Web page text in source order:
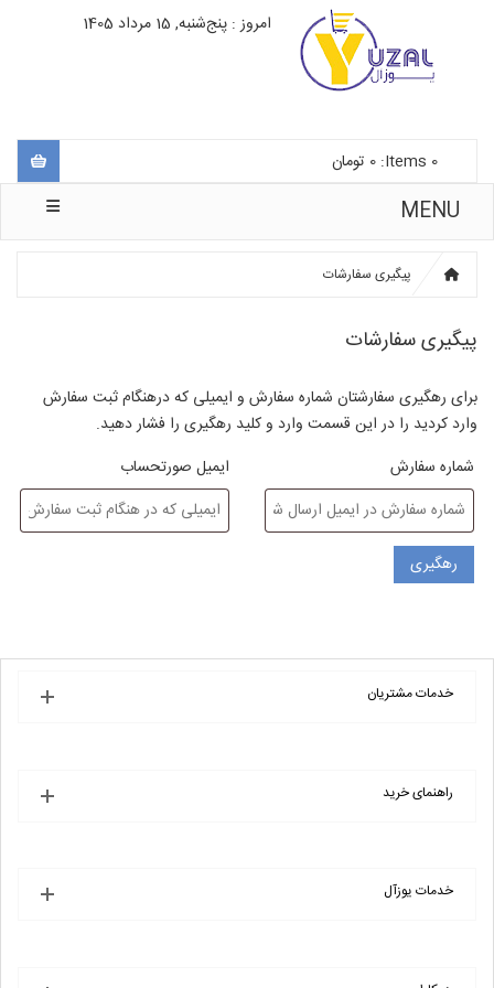
امروز : پنج‌شنبه, 15 مرداد 1405
0
Items:
0 تومان
MENU
پیگیری سفارشات
پیگیری سفارشات
برای رهگیری سفارشتان شماره سفارش و ایمیلی که درهنگام ثبت سفارش
وارد کردید را در این قسمت وارد و کلید رهگیری را فشار دهید.
شماره سفارش
ایمیل صورتحساب
رهگیری
خدمات مشتریان
راهنمای خرید
خدمات یوزآل